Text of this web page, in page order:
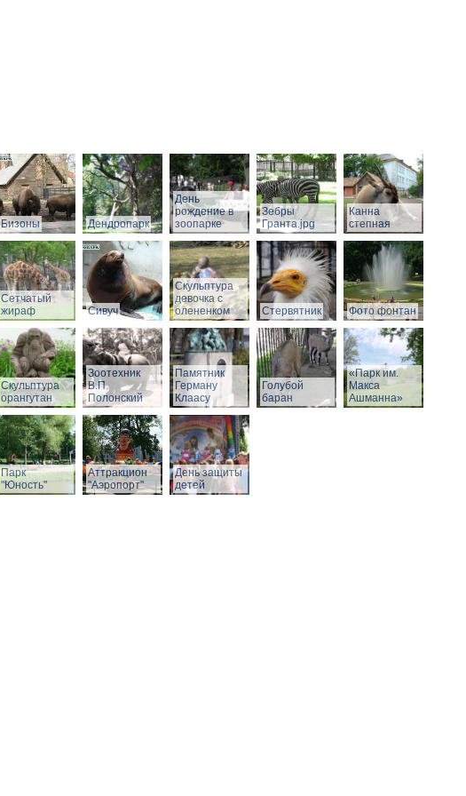
Бизоны Дендропарк
День
рождение в
зоопарке
Зебры
Гранта.jpg
Канна
степная
Сетчатый
жираф
Сивуч
Скульптура
девочка с
олененком
Стервятник Фото фонтан
Скульптура
орангутан
Зоотехник
В.П.
Полонский
Памятник
Герману
Клаасу
Голубой
баран
«Парк им.
Макса
Ашманна»
Парк
"Юность"
Аттракцион
"Аэропорт"
День защиты
детей